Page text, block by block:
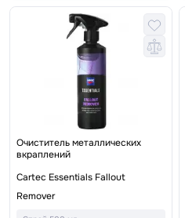
Очиститель металлических
вкраплений
Cartec Essentials Fallout
Remover